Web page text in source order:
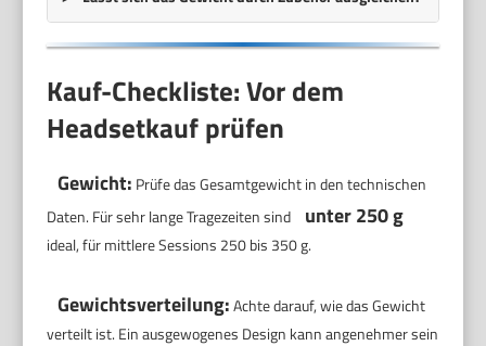
Kauf-Checkliste: Vor dem
Headsetkauf prüfen
Gewicht: Prüfe das Gesamtgewicht in den technischen
Daten. Für sehr lange Tragezeiten sind
unter 250 g
ideal, für mittlere Sessions 250 bis 350 g.
Gewichtsverteilung:Achte darauf, wie das Gewicht
verteilt ist. Ein ausgewogenes Design kann angenehmer sein